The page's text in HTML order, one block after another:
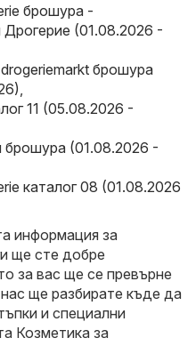
брошура -
(01.08.2026 -
брошура
11 (05.08.2026 -
(01.08.2026 -
каталог 08 (01.08.2026
информация за
ще сте добре
за вас ще се превърне
ще разбирате къде да
и специални
Козметика за